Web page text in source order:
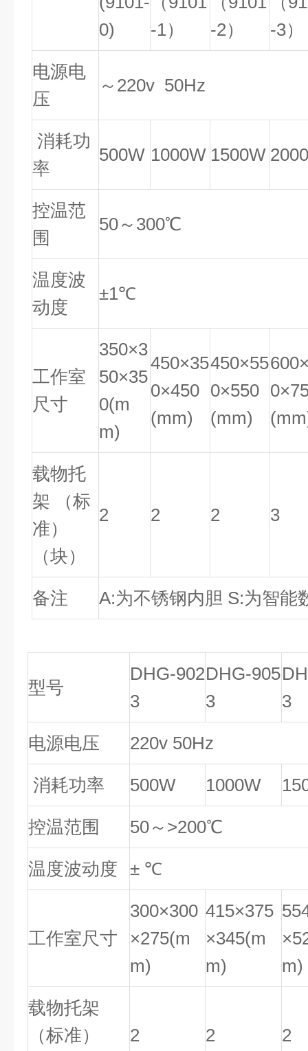
0)
-1）
-2）
-3）
电源电
压
～ 220v 50Hz
消耗功
率
500W 1000W 1500W
控温范
围
50～ 300℃
温度波
动度
±1℃
工作室
尺寸
350×3
50×35
0(m
m)
450×35
0×450
(mm)
450×55
0×550
(mm)
载物托
架
（标
准）
（块）
2 2 2 3
备注 A:为不锈钢内胆 S:为智能
型号
DHG-902
3
DHG-905
3
3
电源电压 220v 50Hz
消耗功率 500W 1000W
控温范围 50～>200℃
温度波动度 ± ℃
工作室尺寸
300×300
×275(m
m)
415×375
×345(m
m)
m)
载物托架
（标准）
2 2 2